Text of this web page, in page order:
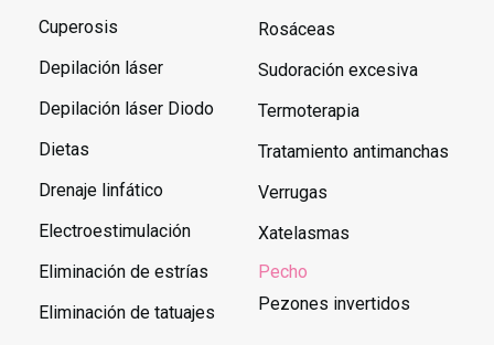
Cuperosis
Depilación láser
Depilación láser Diodo
Dietas
Drenaje linfático
Electroestimulación
Eliminación de estrías
Eliminación de tatuajes
Rosáceas
Sudoración excesiva
Termoterapia
Tratamiento antimanchas
Verrugas
Xatelasmas
Pecho
Pezones invertidos